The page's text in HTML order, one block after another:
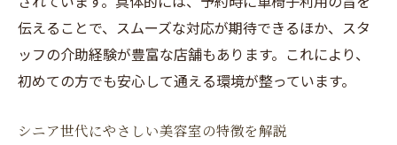
とは
美容室で受けられるシニア向けケアを徹底
解説
ー特徴
伝えることで、スムーズな対応が期待できるほか、スタ
ッフの介助経験が豊富な店舗もあります。これにより、
初めての方でも安心して通える環境が整っています。
シニア世代にやさしい美容室の特徴を解説